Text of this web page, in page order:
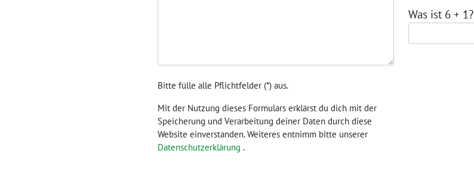
Bitte fülle alle Pflichtfelder (*) aus.
Mit der Nutzung dieses Formulars erklärst du dich mit der
Speicherung und Verarbeitung deiner Daten durch diese
Website einverstanden. Weiteres entnimm bitte unserer
Datenschutzerklärung .
Was ist 6 + 1?